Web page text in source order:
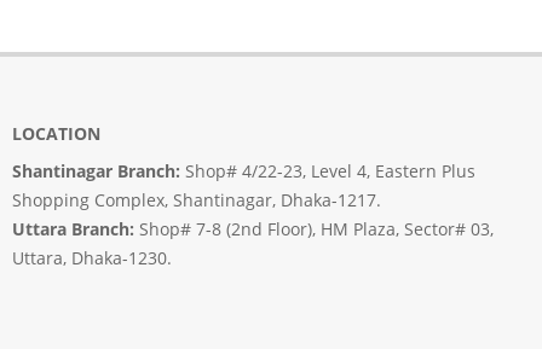
LOCATION
Shantinagar Branch: Shop# 4/22-23, Level 4, Eastern Plus
Shopping Complex, Shantinagar, Dhaka-1217.
Uttara Branch: Shop# 7-8 (2nd Floor), HM Plaza, Sector# 03,
Uttara, Dhaka-1230.